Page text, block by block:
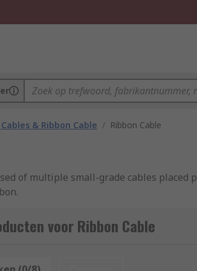
& Ribbon Cable / Ribbon Cable
of multiple small-grade cables
voor Ribbon Cable